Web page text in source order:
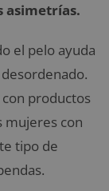
asimetrías.
el pelo ayuda
productos
mujeres con
tipo de